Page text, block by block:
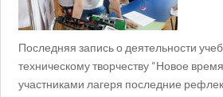
Последняя запись о деятельности
техническому творчеству “Новое
участниками лагеря последние